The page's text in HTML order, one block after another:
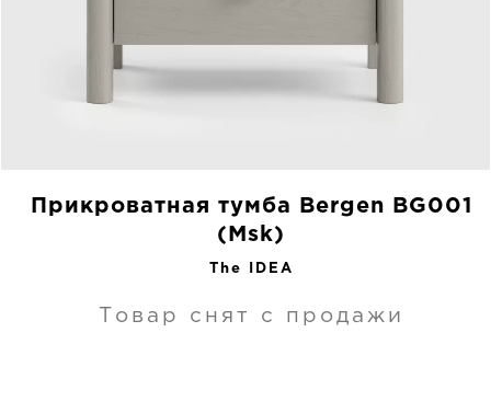
Прикроватная тумба Bergen BG001
(Msk)
The IDEA
Товар снят с продажи